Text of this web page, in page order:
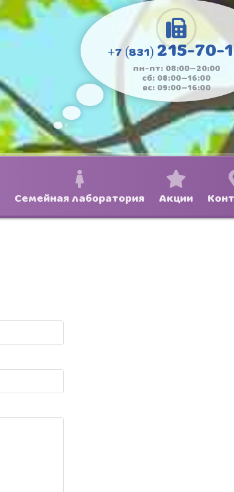
+7 (831) 215-70-
пн-пт: 08:00—20:00
сб: 08:00—16:00
вс: 09:00—16:00
Семейная лаборатория Акции